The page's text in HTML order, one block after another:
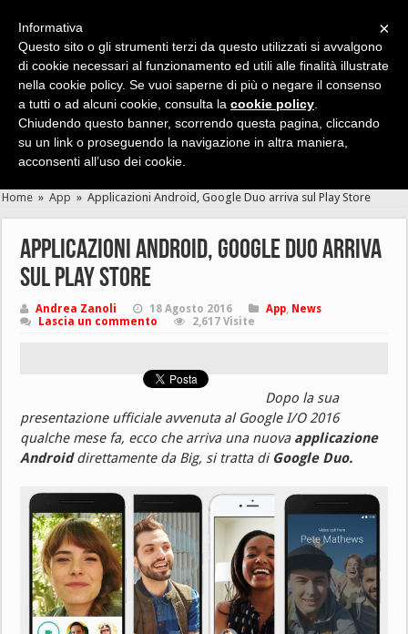
Cerca velocemente news, recensioni, guide, app, giochi ...
Home » App » Applicazioni Android, Google Duo arriva sul Play Store
Applicazioni Android, Google Duo arriva
sul Play Store
Andrea Zanoli 18 Agosto 2016 App, News
Lascia un commento
2,617 Visite
Dopo la sua
presentazione ufficiale avvenuta al Google I/O 2016
qualche mese fa, ecco che arriva una nuova applicazione
Androiddirettamente da Big, si tratta di Google Duo.
×
Informativa
Questo sito o gli strumenti terzi da questo utilizzati si avvalgono
di cookie necessari al funzionamento ed utili alle finalità illustrate
nella cookie policy. Se vuoi saperne di più o negare il consenso
a tutti o ad alcuni cookie, consulta la cookie policy
Chiudendo questo banner, scorrendo questa pagina, cliccando
su un link o proseguendo la navigazione in altra maniera,
acconsenti all’uso dei cookie.